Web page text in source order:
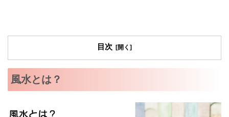
目次
風水とは？